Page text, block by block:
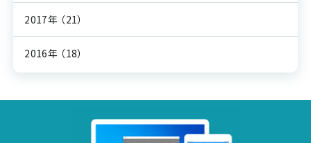
2017年 （21）
2016年 （18）